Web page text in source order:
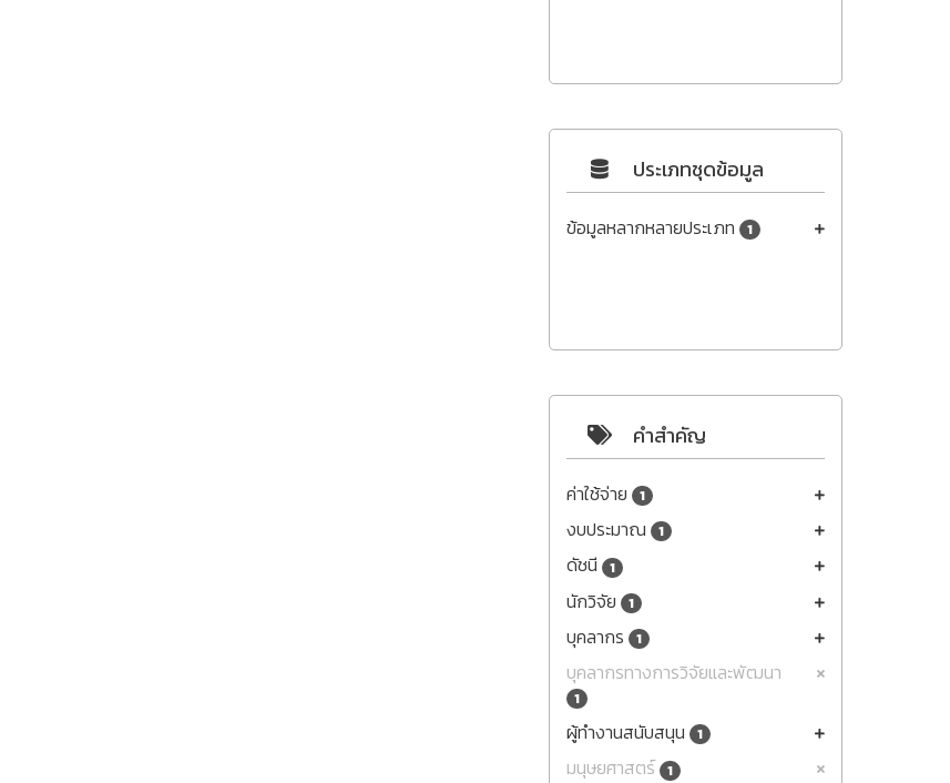
ประเภทชุดข้อมูล
ข้อมูลหลากหลายประเภท 1
คำสำคัญ
ค่าใช้จ่าย 1
งบประมาณ 1
ดัชนี 1
นักวิจัย 1
บุคลากร 1
บุคลากรทางการวิจัยและพัฒนา
1
ผู้ทำงานสนับสนุน 1
มนุษยศาสตร์ 1